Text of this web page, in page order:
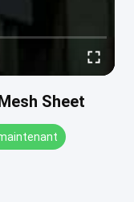
Sheet